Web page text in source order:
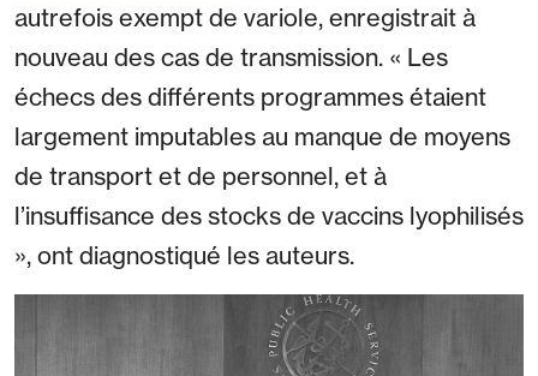
autrefois exempt de variole, enregistrait à
nouveau des cas de transmission. « Les
échecs des différents programmes étaient
largement imputables au manque de moyens
de transport et de personnel, et à
l’insuffisance des stocks de vaccins lyophilisés
», ont diagnostiqué les auteurs.